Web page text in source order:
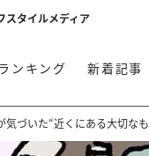
スタイルメディア
ランキング 新着記事
気づいた“近くにある大切な